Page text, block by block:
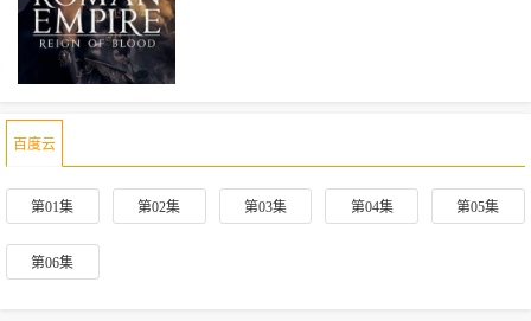
百度云
第01集 第02集 第03集 第04集 第05集
第06集